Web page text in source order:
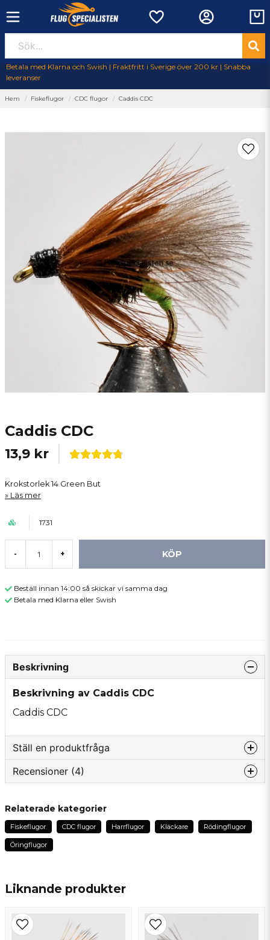
Betala med Klarna och Swish | Fraktfritt i Sverige över 200 kr | Snabba
leveranser
Hem Fiskeflugor CDC flugor Caddis CDC
Caddis CDC
13,9 kr
Krokstorlek 14 Green But
Läs mer
1731
- + KÖP
Beställ innan 14:00 så skickar vi samma dag
Betala med Klarna eller Swish
Liknande produkter
Beskrivning
Beskrivning av Caddis CDC
Caddis CDC
Ställ en produktfråga
question
Fråga oss något om denna produkten...
name
Namn
email
Mejladress
Recensioner (4)
Fame-Tango
Anonym
för 1 år sedan
för 3 år sedan
för 3 år sedan
Relaterade kategorier
Fiskeflugor CDC flugor Harrflugor Kläckare Rödingflugor
Öringflugor